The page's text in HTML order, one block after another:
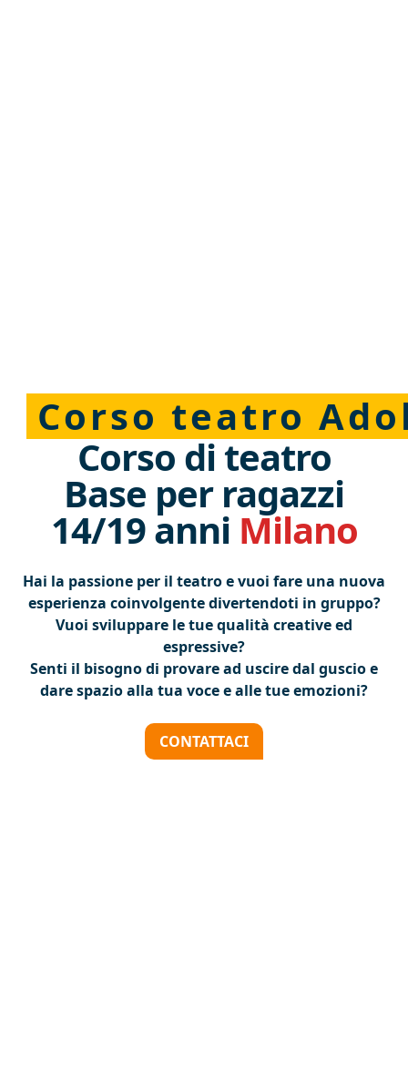
Corso teatro
Corso di teatro
Base per ragazzi
14/19 anni Milano
Hai la passione per il teatro e vuoi fare una nuova
esperienza coinvolgente divertendoti in gruppo?
Vuoi sviluppare le tue qualità creative ed
espressive?
Senti il bisogno di provare ad uscire dal guscio e
dare spazio alla tua voce e alle tue emozioni?
CONTATTACI